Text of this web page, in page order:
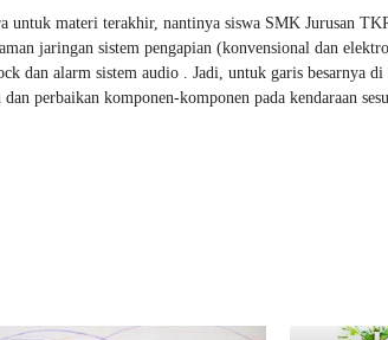
untuk materi terakhir, nantinya siswa SMK Jurusan
jaringan sistem pengapian (konvensional dan
dan alarm sistem audio . Jadi, untuk garis besarnya di
perbaikan komponen-komponen pada kendaraan